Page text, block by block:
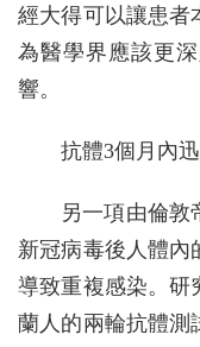
經大得可以讓患者
為醫學界應該更
響。
抗體3個月內
另一項由倫敦
新冠病毒後人體內
導致重複感染。研
蘭人的兩輪抗體測